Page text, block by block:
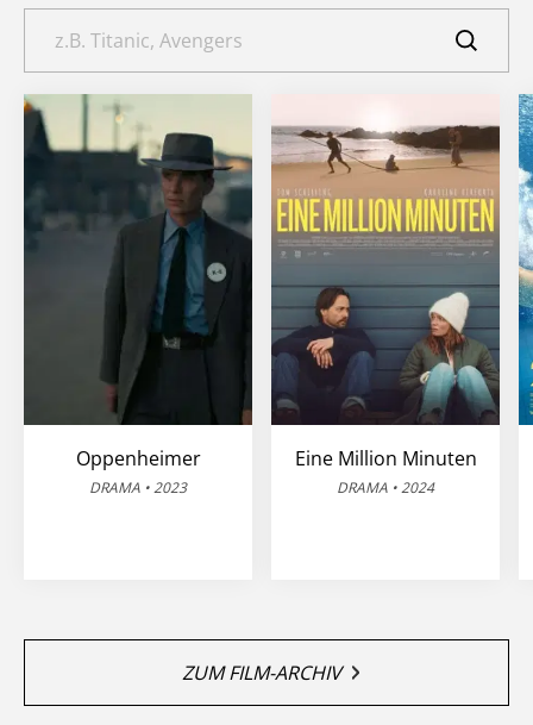
Oppenheimer
DRAMA • 2023
Eine Million Minuten
DRAMA • 2024
ZUM FILM-ARCHIV